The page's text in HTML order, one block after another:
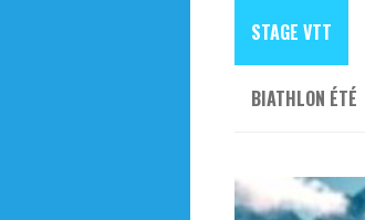
STAGE VTT
BIATHLON ÉTÉ